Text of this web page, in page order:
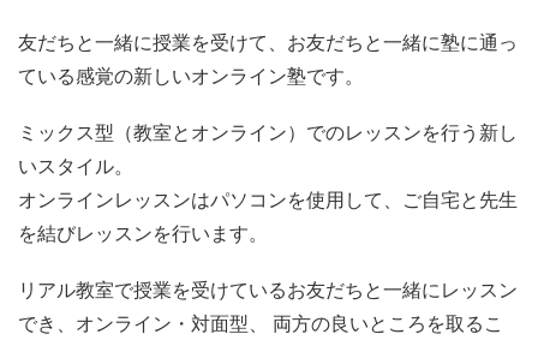
友だちと一緒に授業を受けて、お友だちと一緒に塾に通っ
ている感覚の新しいオンライン塾です。
ミックス型（教室とオンライン）でのレッスンを行う新し
いスタイル。
オンラインレッスンはパソコンを使用して、ご自宅と先生
を結びレッスンを行います。
リアル教室で授業を受けているお友だちと一緒にレッスン
でき、オンライン・対面型、 両方の良いところを取るこ